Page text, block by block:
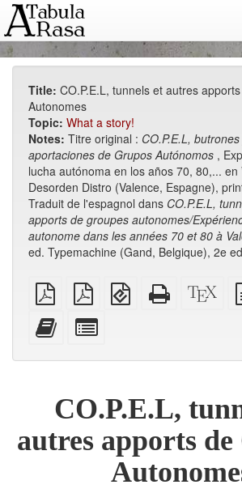
Title: CO.P.E.L, tunnels et autres
Autonomes
Topic: What a story!
Notes: Titre original : CO.P.E.L,
aportaciones de Grupos Autónomos ,
lucha autónoma en los años 70, 80,... en
Desorden Distro (Valence, Espagne),
Traduit de l'espagnol dans CO.P.E.L,
apports de groupes autonomes/
autonome dans les années 70 et 80 à
ed. Typemachine (Gand, Belgique), 2e
plain
PDF
A4
imposed
EPUB
(for
Standalone
HTML
Add
this
to
bookbuilder
for
bookbuilder
CO.P.E.L,
autres apports de